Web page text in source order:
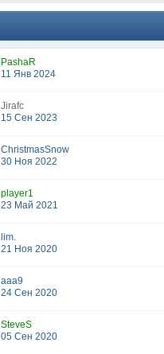
PashaR
11 Янв 2024
Jirafc
15 Сен 2023
ChristmasSnow
30 Ноя 2022
player1
23 Май 2021
lim.
21 Ноя 2020
aaa9
24 Сен 2020
SteveS
05 Сен 2020